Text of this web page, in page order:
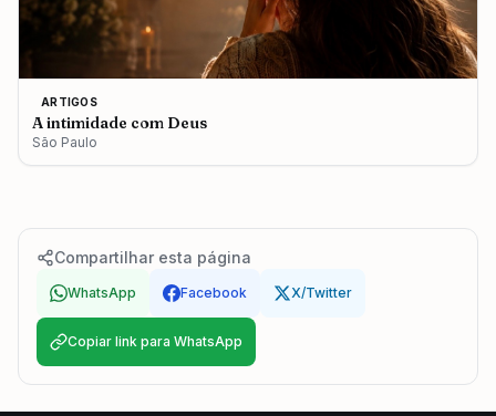
ARTIGOS
A intimidade com Deus
São Paulo
Compartilhar esta página
WhatsApp Facebook X/Twitter
Copiar link para WhatsApp